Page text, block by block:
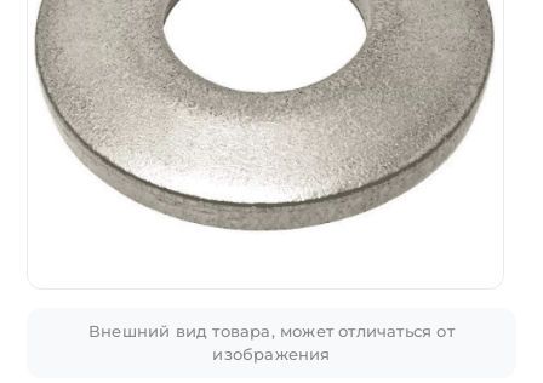
Внешний вид товара, может отличаться от
изображения